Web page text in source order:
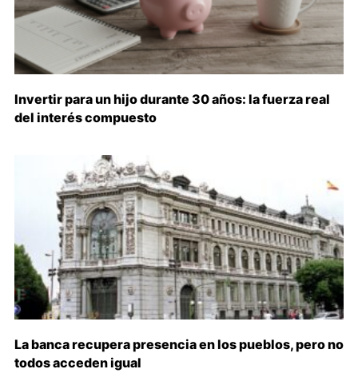
Invertir para un hijo durante 30 años: la fuerza real
del interés compuesto
La banca recupera presencia en los pueblos, pero no
todos acceden igual